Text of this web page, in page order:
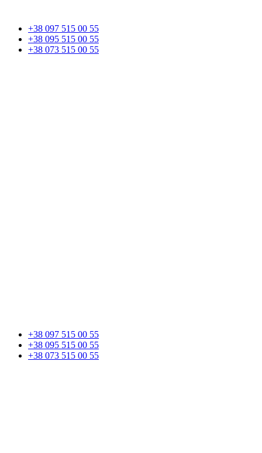
+38 097 515 00 55
+38 095 515 00 55
+38 073 515 00 55
+38 097 515 00 55
+38 095 515 00 55
+38 073 515 00 55